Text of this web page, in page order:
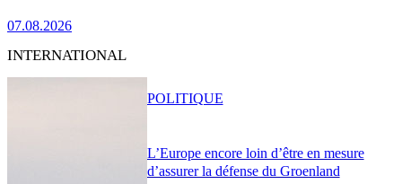
07.08.2026
INTERNATIONAL
L’Europe encore loin d’être en mesure
d’assurer la défense du Groenland
POLITIQUE